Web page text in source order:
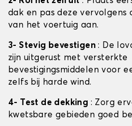
dak en pas deze vervolgens
van het voertuig aan.
3- Stevig bevestigen: De
zijn uitgerust met versterkte
bevestigingsmiddelen voor
zelfs bij harde wind.
4- Test de dekking : Zorg
kwetsbare gebieden goed